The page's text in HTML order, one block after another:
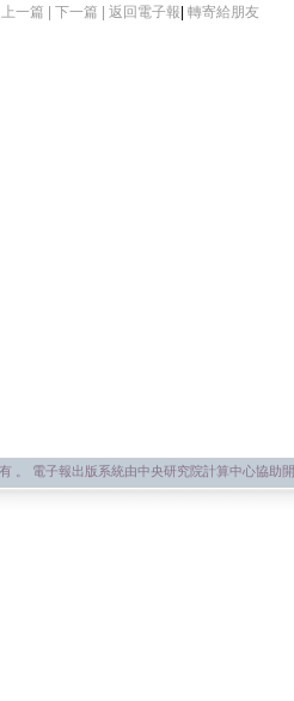
上一篇 | 下一篇 | 返回電子報 轉寄給朋友
。 電子報出版系統由中央研究院計算中心協助